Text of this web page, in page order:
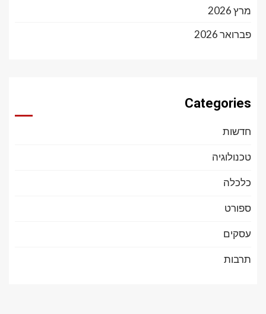
מרץ 2026
פברואר 2026
Categories
חדשות
טכנולוגיה
כלכלה
ספורט
עסקים
תרבות